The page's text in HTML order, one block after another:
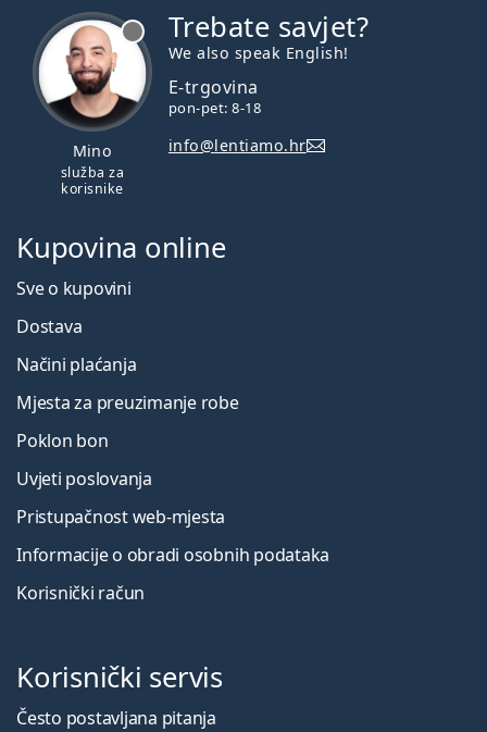
Mino
služba za
korisnike
Trebate savjet?
We also speak English!
E-trgovina
pon-pet: 8-18
info@lentiamo.hr
Kupovina online
Sve o kupovini
Dostava
Načini plaćanja
Mjesta za preuzimanje robe
Poklon bon
Uvjeti poslovanja
Pristupačnost web-mjesta
Informacije o obradi osobnih podataka
Korisnički račun
Korisnički servis
Često postavljana pitanja